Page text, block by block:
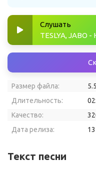
Слушать
TESLYA, JABO
Размер файла:
Длительность:
Качество:
Дата релиза:
Текст песни